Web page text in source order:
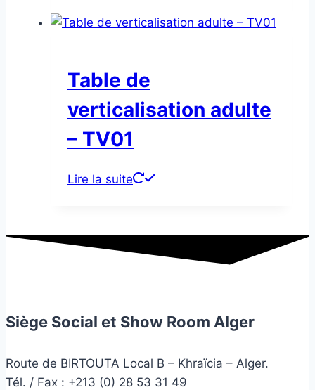
Table de
verticalisation adulte
– TV01
Lire la suite
Siège Social et Show Room Alger
Route de BIRTOUTA Local B – Khraïcia – Alger.
Tél. / Fax : +213 (0) 28 53 31 49